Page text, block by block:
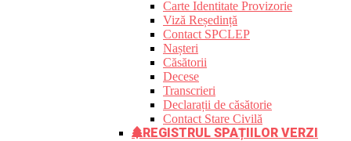
Carte Identitate Provizorie
Viză Reședință
Contact SPCLEP
Nașteri
Căsătorii
Decese
Transcrieri
Declarații de căsătorie
Contact Stare Civilă
REGISTRUL SPAȚIILOR VERZI